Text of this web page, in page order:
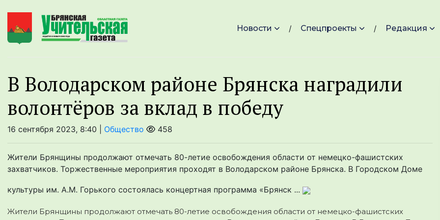
Новости Спецпроекты Редакция
В Володарском районе Брянска наградили
волонтёров за вклад в победу
16 сентября 2023, 8:40 | Общество 458
Жители Брянщины продолжают отмечать 80-летие освобождения области от немецко-фашистских
захватчиков. Торжественные мероприятия проходят в Володарском районе Брянска. В Городском Доме
культуры им. А.М. Горького состоялась концертная программа «Брянск ...
Жители Брянщины продолжают отмечать 80-летие освобождения области от немецко-фашистских